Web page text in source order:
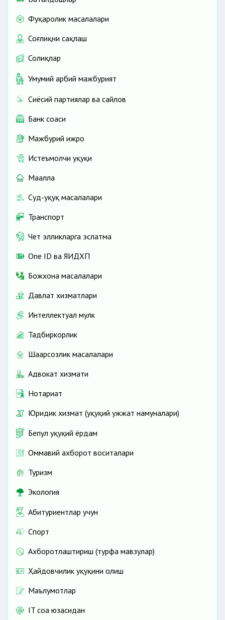
Фуқаролик масалалари
Соғлиқни сақлаш
Солиқлар
Умумий ҳарбий мажбурият
Сиёсий партиялар ва сайлов
Банк соҳаси
Мажбурий ижро
Истеъмолчи ҳуқуқи
Маҳалла
Суд-ҳуқуқ масалалари
Транспорт
Чет элликларга эслатма
One ID ва ЯИДХП
Божхона масалалари
Давлат хизматлари
Интеллектуал мулк
Тадбиркорлик
Шаҳарсозлик масалалари
Адвокат хизмати
Нотариат
Юридик хизмат (ҳуқуқий ҳужжат намуналари)
Бепул ҳуқуқий ёрдам
Оммавий ахборот воситалари
Туризм
Экология
Абитуриентлар учун
Спорт
Ахборотлаштириш (турфа мавзулар)
Ҳайдовчилик ҳуқуқини олиш
Маълумотлар
IT соҳа юзасидан